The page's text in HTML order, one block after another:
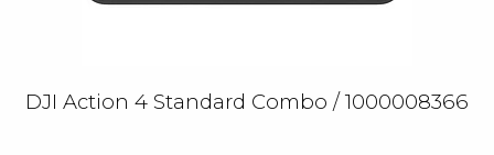
DJI Action 4 Standard Combo / 1000008366